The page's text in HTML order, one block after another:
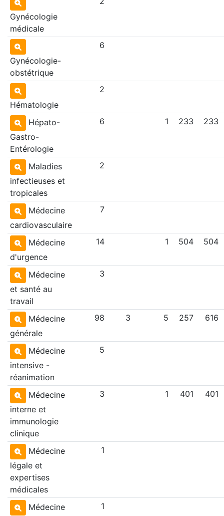
Gynécologie
médicale
Gynécologie-
obstétrique
6
Hématologie
2
Hépato-
Gastro-
Entérologie
6 1 233 233
Maladies
infectieuses et
tropicales
2
Médecine
cardiovasculaire
7
Médecine
d'urgence
14 1 504 504
Médecine
et santé au
travail
3
Médecine
générale
98 3 5 257 616
Médecine
intensive -
réanimation
5
Médecine
interne et
immunologie
clinique
3 1 401 401
Médecine
légale et
expertises
médicales
1
Médecine
1